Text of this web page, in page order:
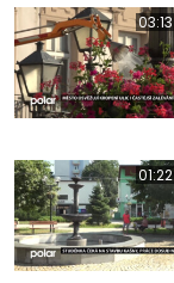
03:13
01:22